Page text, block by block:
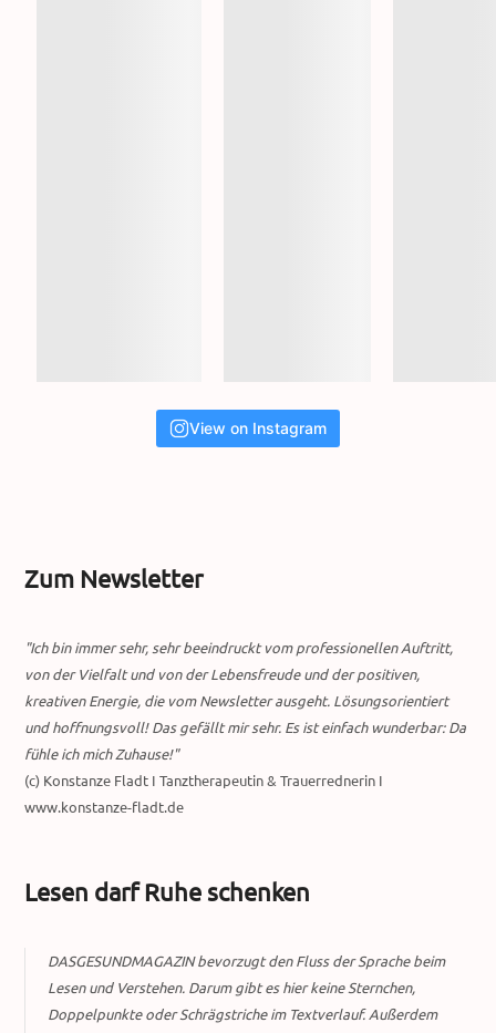
View on Instagram
Zum Newsletter
"Ich bin immer sehr, sehr beeindruckt vom professionellen Auftritt,
von der Vielfalt und von der Lebensfreude und der positiven,
kreativen Energie, die vom Newsletter ausgeht. Lösungsorientiert
und hoffnungsvoll! Das gefällt mir sehr. Es ist einfach wunderbar: Da
fühle ich mich Zuhause!"
(c) Konstanze Fladt I Tanztherapeutin & Trauerrednerin I
www.konstanze-fladt.de
Lesen darf Ruhe schenken
DASGESUNDMAGAZIN bevorzugt den Fluss der Sprache beim
Lesen und Verstehen. Darum gibt es hier keine Sternchen,
Doppelpunkte oder Schrägstriche im Textverlauf. Außerdem